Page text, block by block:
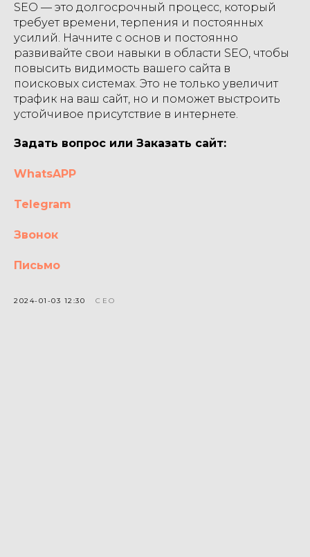
SEO — это долгосрочный процесс, который
требует времени, терпения и постоянных
усилий. Начните с основ и постоянно
развивайте свои навыки в области SEO, чтобы
повысить видимость вашего сайта в
поисковых системах. Это не только увеличит
трафик на ваш сайт, но и поможет выстроить
устойчивое присутствие в интернете.
Задать вопрос или Заказать сайт:
WhatsAPP
Telegram
Звонок
Письмо
2024-01-03 12:30 СЕО
Прайс
Портфолио